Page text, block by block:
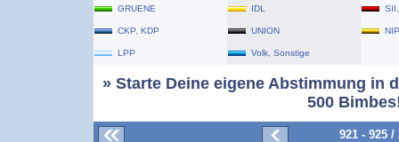
GRUENE IDL
CKP, KDP UNION NIP
LPP Volk, Sonstige
» Starte Deine eigene Abstimmung in
500
921 - 925